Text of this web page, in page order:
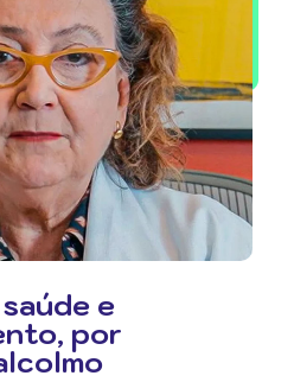
e
por